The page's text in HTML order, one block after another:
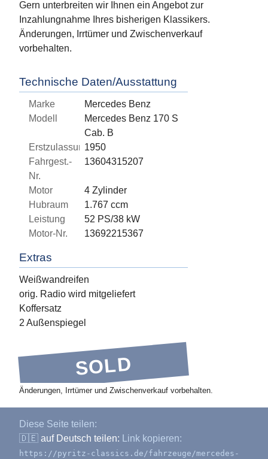
Gern unterbreiten wir Ihnen ein Angebot zur
Inzahlungnahme Ihres bisherigen Klassikers.
Änderungen, Irrtümer und Zwischenverkauf
vorbehalten.
Technische Daten/Ausstattung
Marke
Mercedes Benz
Modell
Mercedes Benz 170 S
Cab. B
Erstzulassung1950
Fahrgest.-
Nr.
13604315207
Motor
4 Zylinder
Hubraum
1.767 ccm
Leistung
52 PS/38 kW
Motor-Nr.
13692215367
Extras
Weißwandreifen
orig. Radio wird mitgeliefert
Koffersatz
2 Außenspiegel
SOLD
Änderungen, Irrtümer und Zwischenverkauf vorbehalten.
Diese Seite teilen:
🇩🇪 auf Deutsch teilen: Link kopieren:
https://pyritz-classics.de/fahrzeuge/mercedes-